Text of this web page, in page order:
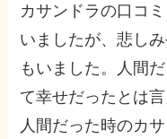
カサンドラの口コ
いましたが、悲し
もいました。人間
て幸せだったとは
人間だった時のカ